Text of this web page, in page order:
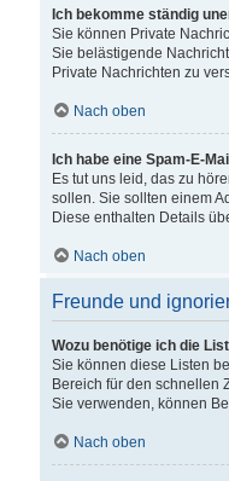
Ich bekomme ständig
Sie können Private
Sie belästigende
Private Nachrichten zu
Nach oben
Ich habe eine Spam-E-
Es tut uns leid, das zu
sollen. Sie sollten einem
Diese enthalten Details
Nach oben
Freunde und
Wozu benötige ich die
Sie können diese Listen
Bereich für den schnellen
Sie verwenden, können
Nach oben